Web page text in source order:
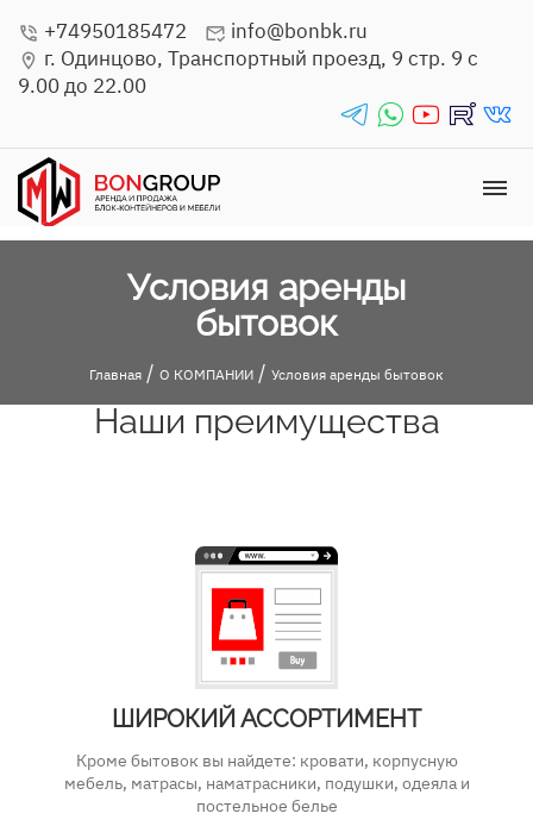
phone_in_talk +74950185472 mark_email_read info@bonbk.ru
location_on г. Одинцово, Транспортный проезд, 9 стр. 9 с
9.00 до 22.00
telegrams_in whatsapp_in youtube_in rutube_in vk_in
dehaze
Условия аренды
бытовок
Главная / О КОМПАНИИ / Условия аренды бытовок
Наши преимущества
ШИРОКИЙ АССОРТИМЕНТ
Кроме бытовок вы найдете: кровати, корпусную
мебель, матрасы, наматрасники, подушки, одеяла и
постельное белье